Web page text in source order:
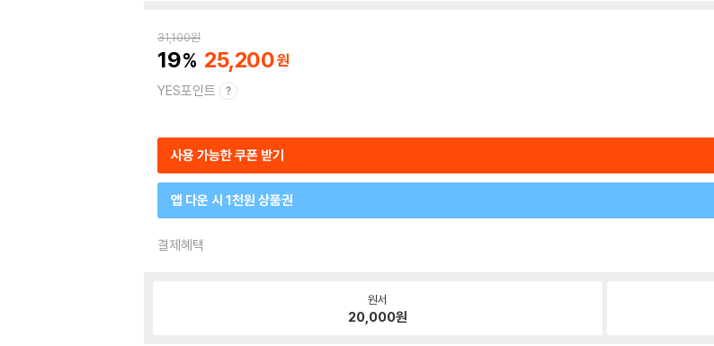
31,100원
19 25,200
YES포인트
사용 가능한 쿠폰 받기
앱 다운 시 1천원 상품권
결제혜택
원서
20,000원